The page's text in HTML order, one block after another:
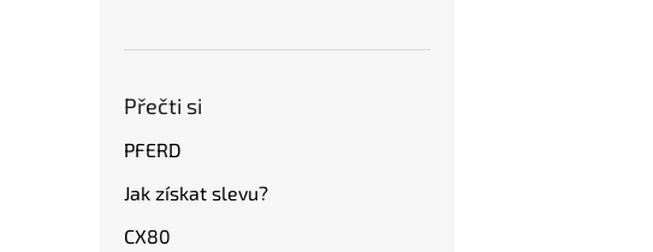
Přečti si
PFERD
Jak získat slevu?
CX80